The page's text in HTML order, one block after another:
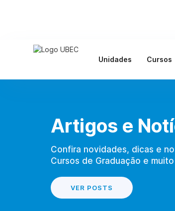
Unidades Cursos
Artigos e
Confira novidades, dicas e
Cursos de Graduação e muito
VER POSTS